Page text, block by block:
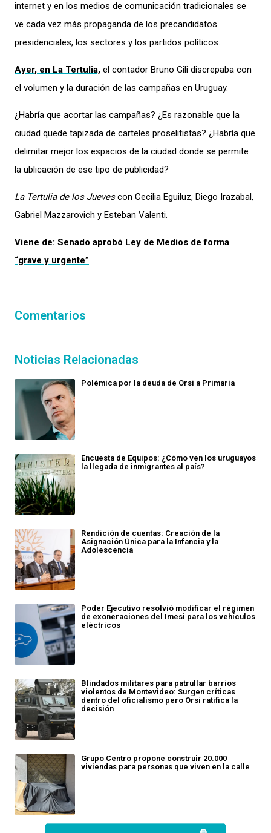
internet y en los medios de comunicación tradicionales se
ve cada vez más propaganda de los precandidatos
presidenciales, los sectores y los partidos políticos.
Ayer, en La Tertulia, el contador Bruno Gili discrepaba con
el volumen y la duración de las campañas en Uruguay.
¿Habría que acortar las campañas? ¿Es razonable que la
ciudad quede tapizada de carteles proselitistas? ¿Habría que
delimitar mejor los espacios de la ciudad donde se permite
la ublicación de ese tipo de publicidad?
La Tertulia de los Juevescon Cecilia Eguiluz, Diego Irazabal,
Gabriel Mazzarovich y Esteban Valenti.
Viene de: Senado aprobó Ley de Medios de forma
“grave y urgente”
Comentarios
Noticias Relacionadas
Polémica por la deuda de Orsi a Primaria
Encuesta de Equipos: ¿Cómo ven los uruguayos
la llegada de inmigrantes al país?
Rendición de cuentas: Creación de la
Asignación Única para la Infancia y la
Adolescencia
Poder Ejecutivo resolvió modificar el régimen
de exoneraciones del Imesi para los vehículos
eléctricos
Blindados militares para patrullar barrios
violentos de Montevideo: Surgen críticas
dentro del oficialismo pero Orsi ratifica la
decisión
Grupo Centro propone construir 20.000
viviendas para personas que viven en la calle